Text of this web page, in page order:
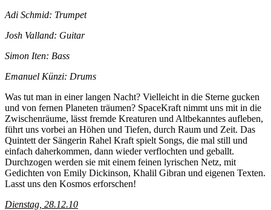
Adi Schmid: Trumpet
Josh Valland: Guitar
Simon Iten: Bass
Emanuel Künzi: Drums
Was tut man in einer langen Nacht? Vielleicht in die Sterne gucken
und von fernen Planeten träumen? SpaceKraft nimmt uns mit in die
Zwischenräume, lässt fremde Kreaturen und Altbekanntes aufleben,
führt uns vorbei an Höhen und Tiefen, durch Raum und Zeit. Das
Quintett der Sängerin Rahel Kraft spielt Songs, die mal still und
einfach daherkommen, dann wieder verflochten und geballt.
Durchzogen werden sie mit einem feinen lyrischen Netz, mit
Gedichten von Emily Dickinson, Khalil Gibran und eigenen Texten.
Lasst uns den Kosmos erforschen!
Dienstag, 28.12.10